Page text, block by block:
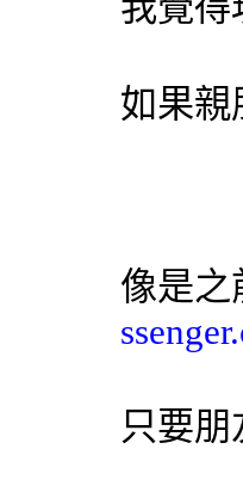
如果親
像是
只要